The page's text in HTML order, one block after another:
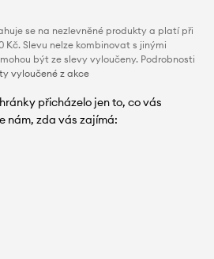
se na nezlevněné produkty a platí při
Kč. Slevu nelze kombinovat s jinými
být ze slevy vyloučeny. Podrobnosti
vyloučené z akce
přicházelo jen to, co vás
nám, zda vás zajímá: